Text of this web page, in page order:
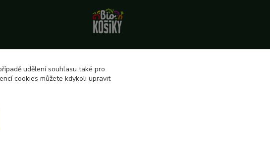
727 862 655, 737 283 505
8:00-15:30
udělení souhlasu také pro
cookies můžete kdykoli upravit